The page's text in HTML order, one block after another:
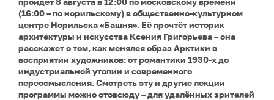
(16:00 – по норильскому) в общественно-культурном
центре Норильска «Башня». Её прочтёт историк
архитектуры и искусства Ксения Григорьева – она
расскажет о том, как менялся образ Арктики в
восприятии художников: от романтики 1930-х до
индустриальной утопии и современного
переосмысления. Смотреть эту и другие лекции
программы можно отовсюду – для удалённых зрителей